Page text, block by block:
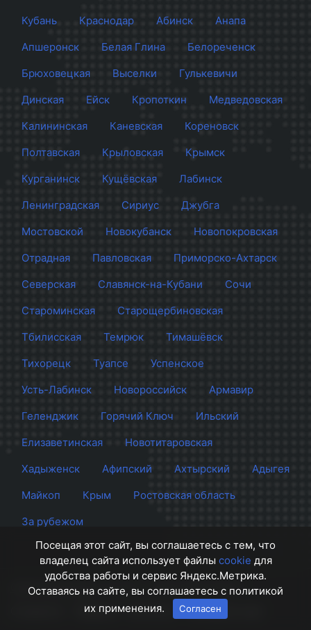
Кубань Краснодар Абинск
Анапа
Апшеронск
Белая Глина
Белореченск
Брюховецкая
Выселки
Гулькевичи
Динская
Ейск Кропоткин
Медведовская
Калининская
Каневская
Кореновск
Полтавская
Крыловская
Крымск
Курганинск
Кущёвская
Лабинск
Ленинградская
Сириус
Джубга
Мостовской
Новокубанск
Новопокровская
Отрадная
Павловская
Приморско-Ахтарск
Северская
Славянск-на-Кубани
Сочи
Староминская
Старощербиновская
Тбилисская
Темрюк
Тимашёвск
Тихорецк
Туапсе
Успенское
Усть-Лабинск
Новороссийск
Армавир
Геленджик
Горячий Ключ
Ильский
Елизаветинская
Новотитаровская
Хадыженск
Афипский Ахтырский
Адыгея
Майкоп
Крым
Ростовская область
За рубежом
Сайт Краснодара
© 2012 - 2026 СМИ Кубани
Правила Контакты Напишите нам
Посещая этот сайт, вы соглашаетесь с тем, что
владелец сайта использует файлы cookie для
удобства работы и сервис Яндекс.Метрика.
Оставаясь на сайте, вы соглашаетесь с политикой
их применения.
Согласен